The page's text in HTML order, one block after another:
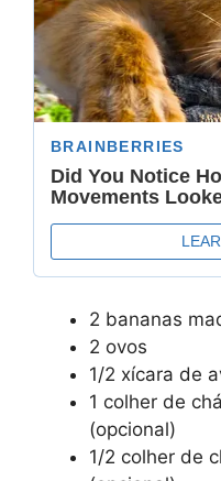
2 bananas
2 ovos
1/2 xícara de
1 colher de
(opcional)
1/2 colher de